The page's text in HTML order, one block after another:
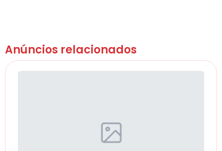
Anúncios relacionados